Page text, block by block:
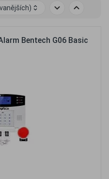
Bentech G06 Basic